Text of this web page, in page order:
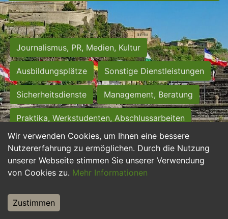
Wir verwenden Cookies, um Ihnen eine bessere
Nutzererfahrung zu ermöglichen. Durch die Nutzung
unserer Webseite stimmen Sie unserer Verwendung
von Cookies zu. Mehr Informationen
Zustimmen
Journalismus, PR, Medien, Kultur
Ausbildungsplätze Sonstige Dienstleistungen
Sicherheitsdienste Management, Beratung
Praktika, Werkstudenten, Abschlussarbeiten
Personalwesen Assistenz, Sekretariat
Hilfskräfte, Aushilfs- und Nebenjobs
Weiterbildung, Studium, duale Ausbildung